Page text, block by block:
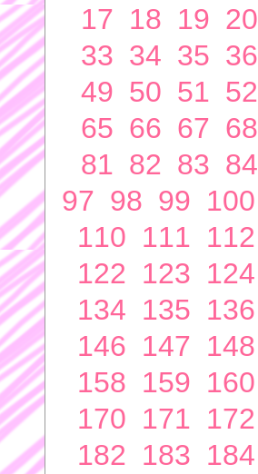
17 18 19 20
33 34 35 36
49 50 51 52
65 66 67 68
81 82 83 84
97 98 99 100
110 111 112
122 123 124
134 135 136
146 147 148
158 159 160
170 171 172
182 183 184